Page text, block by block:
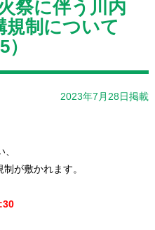
祭に伴う川内
規制について
）
2023年7月28日掲載
が敷かれます。